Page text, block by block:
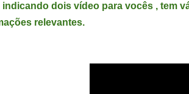
indicando dois vídeo para vocês , tem
relevantes.